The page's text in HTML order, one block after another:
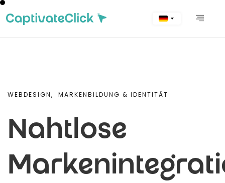
WEBDESIGN, MARKENBILDUNG & IDENTITÄT
Nahtlose